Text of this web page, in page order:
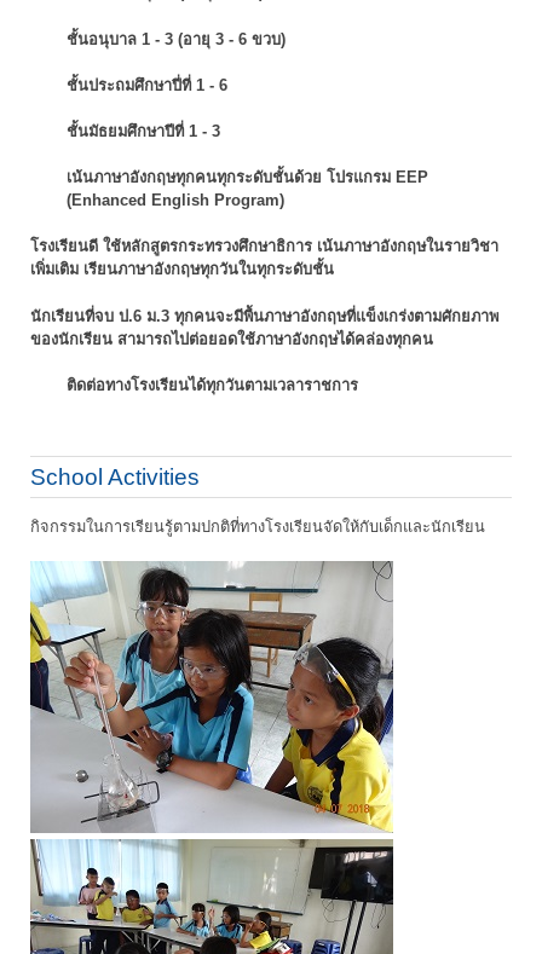
ชั้นอนุบาล 1 - 3 (อายุ 3 - 6 ขวบ)
ชั้นประถมศึกษาปี่ที่ 1 - 6
ชั้นมัธยมศึกษาปีที่ 1 - 3
เน้นภาษาอังกฤษทุกคนทุกระดับชั้นด้วย โปรแกรม EEP
(Enhanced English Program)
โรงเรียนดี ใช้หลักสูตรกระทรวงศึกษาธิการ เน้นภาษาอังกฤษในรายวิชา
เพิ่มเติม เรียนภาษาอังกฤษทุกวันในทุกระดับชั้น
นักเรียนที่จบ ป.6 ม.3 ทุกคนจะมีพื้นภาษาอังกฤษที่แข็งเกร่งตามศักยภาพ
ของนักเรียน สามารถไปต่อยอดใช้ภาษาอังกฤษได้คล่องทุกคน
ติดต่อทางโรงเรียนได้ทุกวันตามเวลาราชการ
School Activities
กิจกรรมในการเรียนรู้ตามปกติที่ทางโรงเรียนจัดให้กับเด็กและนักเรียน